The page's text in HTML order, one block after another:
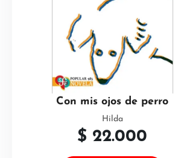
Con mis ojos de perro
Hilda
$ 22.000